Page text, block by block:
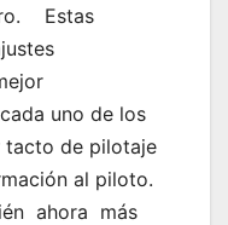
Estas
uno de los
tacto de pilotaje
al piloto.
ahora más